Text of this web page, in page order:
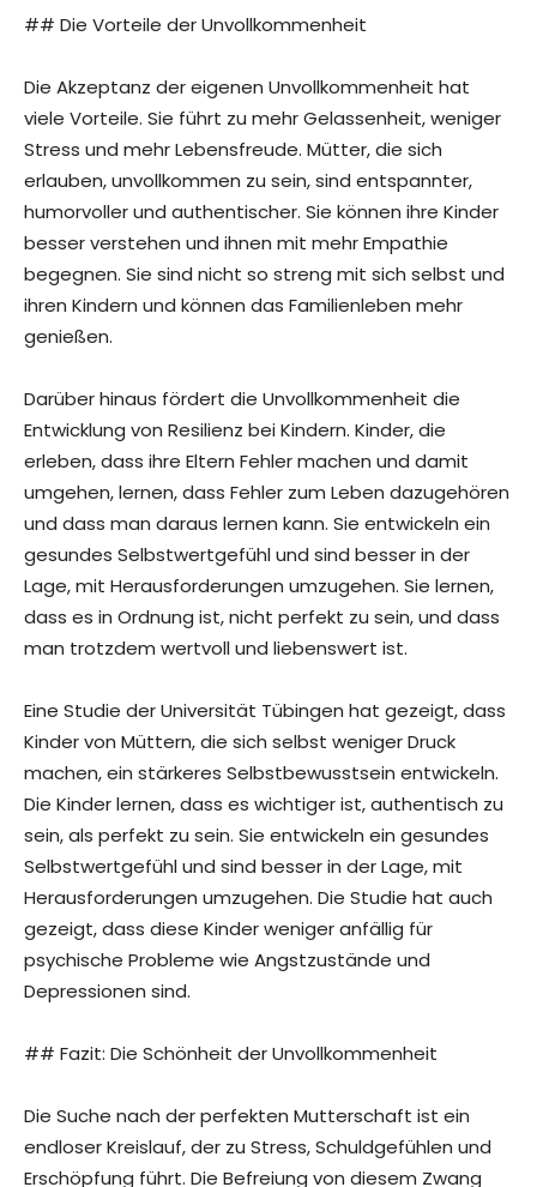
## Die Vorteile der Unvollkommenheit
Die Akzeptanz der eigenen Unvollkommenheit hat
viele Vorteile. Sie führt zu mehr Gelassenheit, weniger
Stress und mehr Lebensfreude. Mütter, die sich
erlauben, unvollkommen zu sein, sind entspannter,
humorvoller und authentischer. Sie können ihre Kinder
besser verstehen und ihnen mit mehr Empathie
begegnen. Sie sind nicht so streng mit sich selbst und
ihren Kindern und können das Familienleben mehr
genießen.
Darüber hinaus fördert die Unvollkommenheit die
Entwicklung von Resilienz bei Kindern. Kinder, die
erleben, dass ihre Eltern Fehler machen und damit
umgehen, lernen, dass Fehler zum Leben dazugehören
und dass man daraus lernen kann. Sie entwickeln ein
gesundes Selbstwertgefühl und sind besser in der
Lage, mit Herausforderungen umzugehen. Sie lernen,
dass es in Ordnung ist, nicht perfekt zu sein, und dass
man trotzdem wertvoll und liebenswert ist.
Eine Studie der Universität Tübingen hat gezeigt, dass
Kinder von Müttern, die sich selbst weniger Druck
machen, ein stärkeres Selbstbewusstsein entwickeln.
Die Kinder lernen, dass es wichtiger ist, authentisch zu
sein, als perfekt zu sein. Sie entwickeln ein gesundes
Selbstwertgefühl und sind besser in der Lage, mit
Herausforderungen umzugehen. Die Studie hat auch
gezeigt, dass diese Kinder weniger anfällig für
psychische Probleme wie Angstzustände und
Depressionen sind.
## Fazit: Die Schönheit der Unvollkommenheit
Die Suche nach der perfekten Mutterschaft ist ein
endloser Kreislauf, der zu Stress, Schuldgefühlen und
Erschöpfung führt. Die Befreiung von diesem Zwang